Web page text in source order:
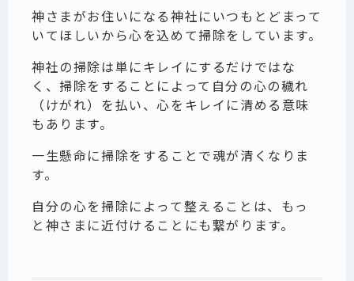
神さまがお住いになる神社にいつもとどまって
いてほしいから心を込めて掃除をしています。
神社の掃除は単にキレイにするだけではな
く、掃除をすることによって自分の心の穢れ
（けがれ）を払い、心をキレイに清める意味
もあります。
一生懸命に掃除をすることで魂が清くなりま
す。
自分の心を掃除によって整えることは、もっ
と神さまに近付けることにも繋がります。